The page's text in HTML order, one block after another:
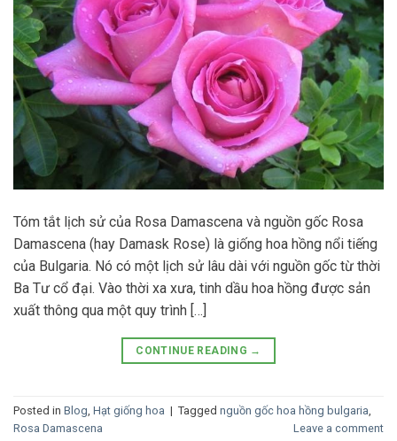
Tóm tắt lịch sử của Rosa Damascena và nguồn gốc Rosa
Damascena (hay Damask Rose) là giống hoa hồng nổi tiếng
của Bulgaria. Nó có một lịch sử lâu dài với nguồn gốc từ thời
Ba Tư cổ đại. Vào thời xa xưa, tinh dầu hoa hồng được sản
xuất thông qua một quy trình […]
CONTINUE READING →
Posted in Blog Hạt giống hoa | Tagged nguồn gốc hoa hồng bulgaria
Rosa Damascena
Leave a comment